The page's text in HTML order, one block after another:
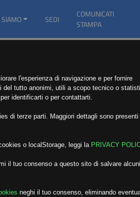
SIAMO SEDI
COMUNICATI
STAMPA
l'esperienza di navigazione e per fornire
del tutto anonimi, utili a scopo tecnico o
identificarti o per contattarti.
di terze parti. Maggiori dettagli sono
o localStorage, leggi la PRIVACY
il tuo consenso a questo sito di salvare
neghi il tuo consenso, eliminando